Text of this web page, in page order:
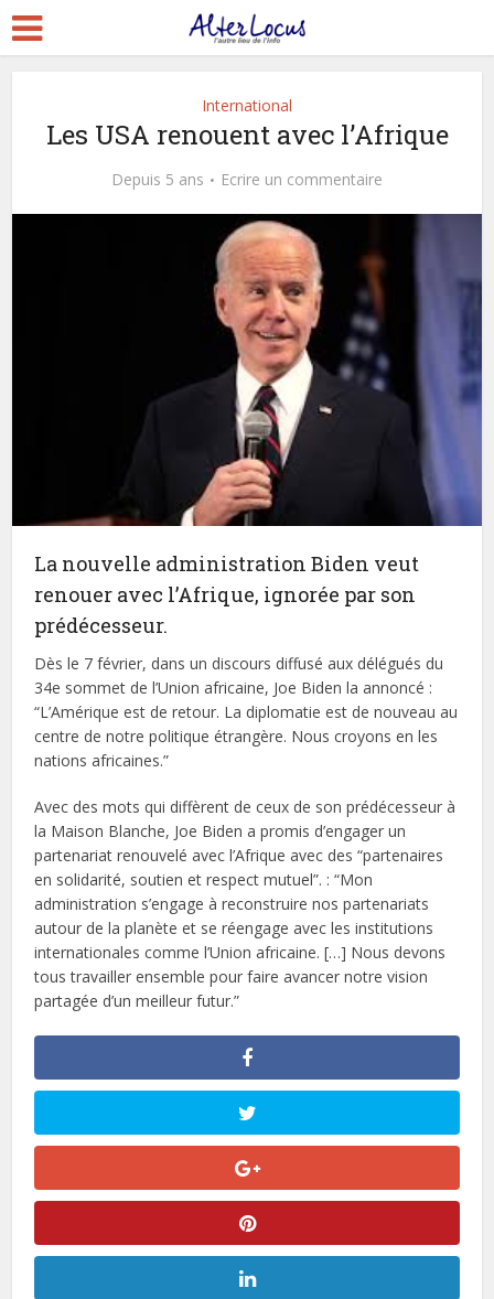
International
Les USA renouent avec l’Afrique
Depuis 5 ans Ecrire un commentaire
La nouvelle administration Biden veut
renouer avec l’Afrique, ignorée par son
prédécesseur.
Dès le 7 février, dans un discours diffusé aux délégués du
34e sommet de l’Union africaine, Joe Biden la annoncé :
“L’Amérique est de retour. La diplomatie est de nouveau au
centre de notre politique étrangère. Nous croyons en les
nations africaines.”
Avec des mots qui diffèrent de ceux de son prédécesseur à
la Maison Blanche, Joe Biden a promis d’engager un
partenariat renouvelé avec l’Afrique avec des “partenaires
en solidarité, soutien et respect mutuel”. : “Mon
administration s’engage à reconstruire nos partenariats
autour de la planète et se réengage avec les institutions
internationales comme l’Union africaine. […] Nous devons
tous travailler ensemble pour faire avancer notre vision
partagée d’un meilleur futur.”